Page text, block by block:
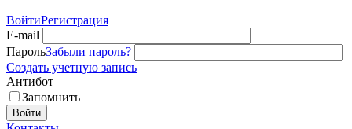
ВойтиРегистрация
E-mail
ПарольЗабыли пароль?
Создать учетную запись
Антибот
Запомнить
Войти